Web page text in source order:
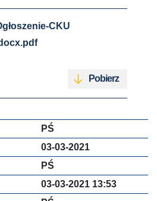
CKU
Pobierz
PŚ
03-03-2021
PŚ
03-03-2021 13:53